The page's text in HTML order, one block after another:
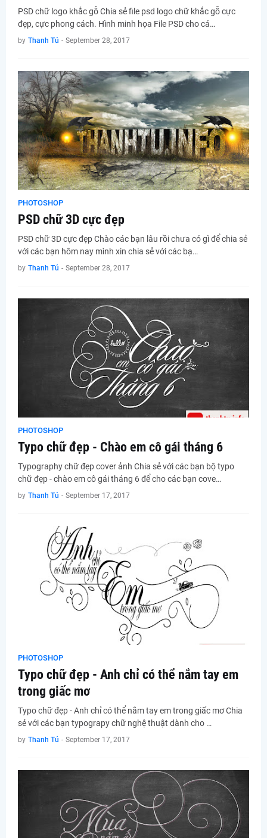
PSD chữ logo khắc gỗ Chia sẻ file psd logo chữ khắc gỗ cực
đẹp, cực phong cách. Hình minh họa File PSD cho cá…
by Thanh Tú - September 28, 2017
PHOTOSHOP
PSD chữ 3D cực đẹp
PSD chữ 3D cực đẹp Chào các bạn lâu rồi chưa có gì để chia sẻ
với các bạn hôm nay mình xin chia sẻ với các bạ…
by Thanh Tú - September 28, 2017
PHOTOSHOP
Typo chữ đẹp - Chào em cô gái tháng 6
Typography chữ đẹp cover ảnh Chia sẻ với các bạn bộ typo
chữ đẹp - chào em cô gái tháng 6 để cho các bạn cove…
by Thanh Tú - September 17, 2017
PHOTOSHOP
Typo chữ đẹp - Anh chỉ có thể nắm tay em
trong giấc mơ
Typo chữ đẹp - Anh chỉ có thể nắm tay em trong giấc mơ Chia
sẻ với các bạn typograpy chữ nghệ thuật dành cho …
by Thanh Tú - September 17, 2017